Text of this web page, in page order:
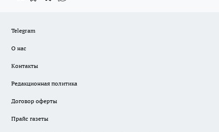
Telegram
О нас
Контакты
Редакционная политика
Договор оферты
Прайс газеты